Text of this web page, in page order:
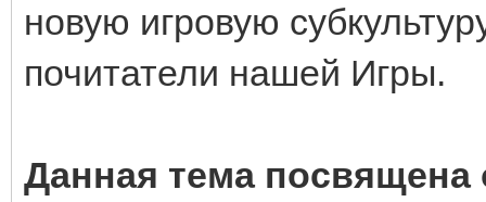
новую игровую
почитатели нашей Игры.
Данная тема посвящена